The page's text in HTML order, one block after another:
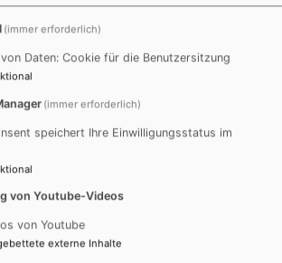
/ Hausen- Wir stellen uns vor
- Pfarramt
-
- Pfarramt
Sie da:
(immer erforderlich)
Daten: Cookie für die Benutzersitzung
(immer erforderlich)
speichert Ihre Einwilligungsstatus im
von Youtube-Videos
von Youtube
externe Inhalte